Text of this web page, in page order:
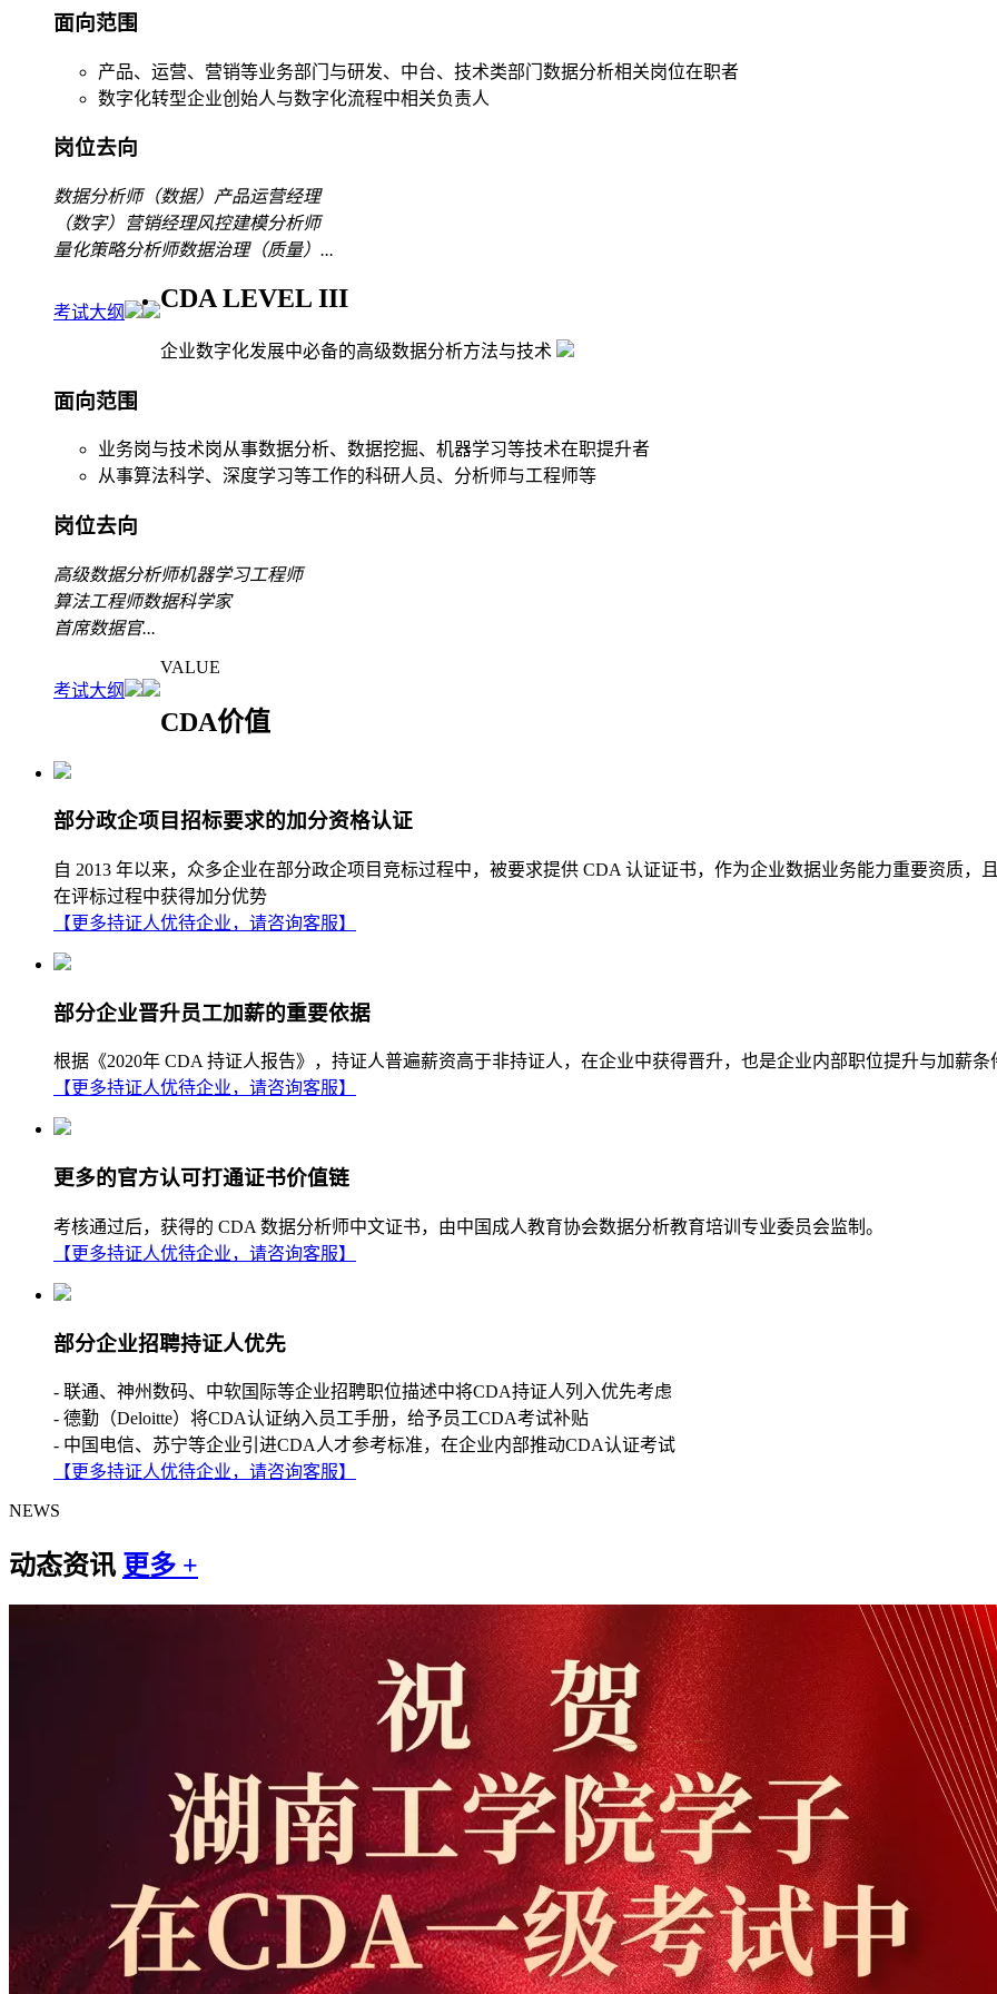
面向范围
产品、运营、营销等业务部门与研发、中台、技术类部门数据分析相关岗位在职者
数字化转型企业创始人与数字化流程中相关负责人
岗位去向
数据分析师（数据）产品运营经理
（数字）营销经理风控建模分析师
量化策略分析师数据治理（质量） ...
考试大纲 CDA LEVEL III
企业数字化发展中必备的高级数据分析方法与技术
面向范围
业务岗与技术岗从事数据分析、数据挖掘、机器学习等技术在职提升者
从事算法科学、深度学习等工作的科研人员、分析师与工程师等
岗位去向
高级数据分析师机器学习工程师
算法工程师数据科学家
首席数据官...
考试大纲
VALUE
CDA价值
部分政企项目招标要求的加分资格认证
自 2013 年以来，众多企业在部分政企项目竞标过程中，被要求提供 CDA 认证证书，作为企业数据业务能力重要资质
在评标过程中获得加分优势
【更多持证人优待企业，请咨询客服】
部分企业晋升员工加薪的重要依据
根据《2020年 CDA 持证人报告》，持证人普遍薪资高于非持证人，在企业中获得晋升，也是企业内部职位提升与加薪条
【更多持证人优待企业，请咨询客服】
更多的官方认可打通证书价值链
考核通过后，获得的 CDA 数据分析师中文证书，由中国成人教育协会数据分析教育培训专业委员会监制。
【更多持证人优待企业，请咨询客服】
部分企业招聘持证人优先
- 联通、神州数码、中软国际等企业招聘职位描述中将CDA持证人列入优先考虑
- 德勤（Deloitte）将CDA认证纳入员工手册，给予员工CDA考试补贴
- 中国电信、苏宁等企业引进CDA人才参考标准，在企业内部推动CDA认证考试
【更多持证人优待企业，请咨询客服】
NEWS
动态资讯 更多 +